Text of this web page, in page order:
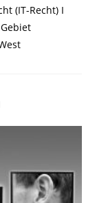
(IT-Recht) I